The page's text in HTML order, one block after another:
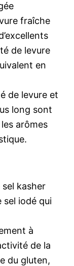
fraîche
de levure
en
de levure et
long sont
arômes
kasher
sel iodé qui
à
de la
du gluten,